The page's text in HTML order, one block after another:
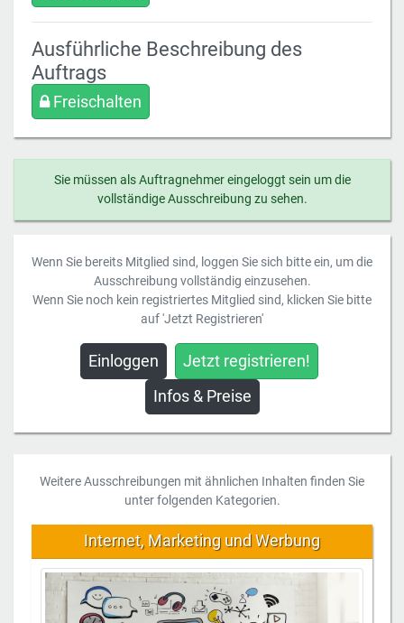
Ausführliche Beschreibung des
Auftrags
Freischalten
Sie müssen als Auftragnehmer eingeloggt sein um die
vollständige Ausschreibung zu sehen.
Wenn Sie bereits Mitglied sind, loggen Sie sich bitte ein, um die
Ausschreibung vollständig einzusehen.
Wenn Sie noch kein registriertes Mitglied sind, klicken Sie bitte
auf 'Jetzt Registrieren'
Einloggen
Jetzt registrieren!
Infos & Preise
Weitere Ausschreibungen mit ähnlichen Inhalten finden Sie
unter folgenden Kategorien.
Internet, Marketing und Werbung